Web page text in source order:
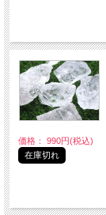
価格： 990円(税込)
在庫切れ